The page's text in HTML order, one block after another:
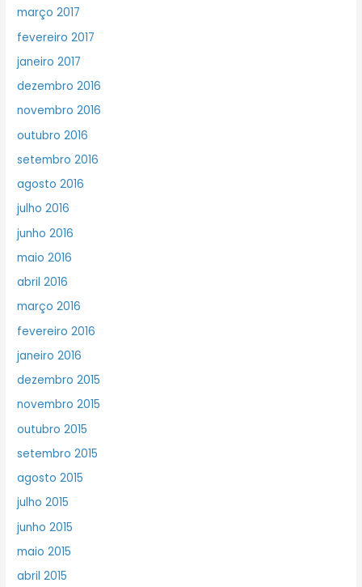
março 2017
fevereiro 2017
janeiro 2017
dezembro 2016
novembro 2016
outubro 2016
setembro 2016
agosto 2016
julho 2016
junho 2016
maio 2016
abril 2016
março 2016
fevereiro 2016
janeiro 2016
dezembro 2015
novembro 2015
outubro 2015
setembro 2015
agosto 2015
julho 2015
junho 2015
maio 2015
abril 2015